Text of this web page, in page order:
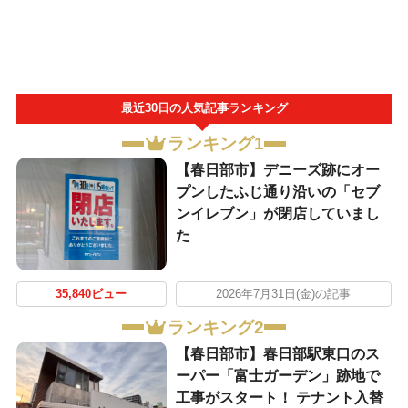
最近30日の人気記事ランキング
ランキング1
【春日部市】デニーズ跡にオー
プンしたふじ通り沿いの「セブ
ンイレブン」が閉店していまし
た
35,840ビュー 2026年7月31日(金)の記事
ランキング2
【春日部市】春日部駅東口のス
ーパー「富士ガーデン」跡地で
工事がスタート！ テナント入替